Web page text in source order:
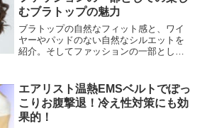
むブラトップの魅力
ブラトップの自然なフィット感と、ワイ
ヤーやパッドのない自然なシルエットを
紹介。そしてファッションの一部として
エアリスト温熱EMSベルトでぽっ
こりお腹撃退！冷え性対策にも効
果的！